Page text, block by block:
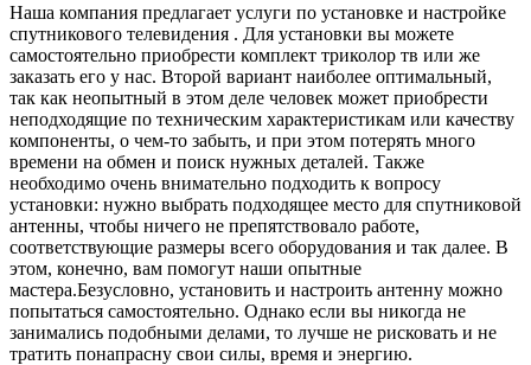
Наша компания предлагает услуги по установке и настройке
спутникового телевидения . Для установки вы можете
самостоятельно приобрести комплект триколор тв или же
заказать его у нас. Второй вариант наиболее оптимальный,
так как неопытный в этом деле человек может приобрести
неподходящие по техническим характеристикам или качеству
компоненты, о чем-то забыть, и при этом потерять много
времени на обмен и поиск нужных деталей. Также
необходимо очень внимательно подходить к вопросу
установки: нужно выбрать подходящее место для спутниковой
антенны, чтобы ничего не препятствовало работе,
соответствующие размеры всего оборудования и так далее. В
этом, конечно, вам помогут наши опытные
мастера.Безусловно, установить и настроить антенну можно
попытаться самостоятельно. Однако если вы никогда не
занимались подобными делами, то лучше не рисковать и не
тратить понапрасну свои силы, время и энергию.